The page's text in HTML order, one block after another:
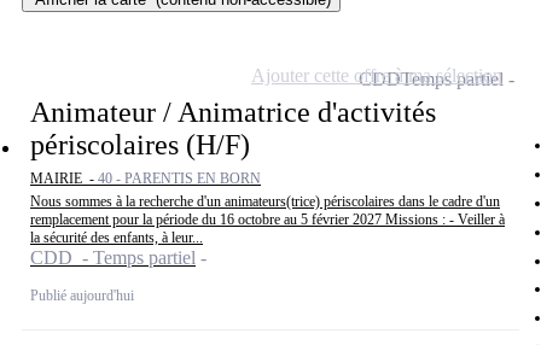
Animateur / Animatrice d'activités
périscolaires (H/F)
MAIRIE - 40 - PARENTIS EN BORN
Nous sommes à la recherche d'un animateurs(trice) périscolaires dans le cadre d'un
remplacement pour la période du 16 octobre au 5 février 2027 Missions : - Veiller à
la sécurité des enfants, à leur...
CDD - Temps partiel
Publié aujourd'hui
CDDTemps partiel
Ajouter cette offre à ma sélection